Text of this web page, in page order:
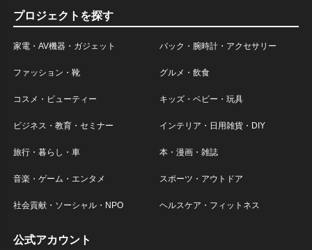
プロジェクトを探す
家電・AV機器・ガジェット バック・腕時計・アクセサリー
ファッション・靴 グルメ・飲食
コスメ・ビューティー キッズ・ベビー・玩具
ビジネス・教育・セミナー インテリア・日用雑貨・DIY
旅行・暮らし・車 本・漫画・雑誌
音楽・ゲーム・エンタメ スポーツ・アウトドア
社会貢献・ソーシャル・NPO ヘルスケア・フィットネス
公式アカウント